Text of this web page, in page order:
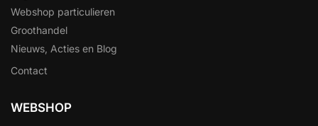
Webshop particulieren
Groothandel
Nieuws, Acties en Blog
Contact
WEBSHOP